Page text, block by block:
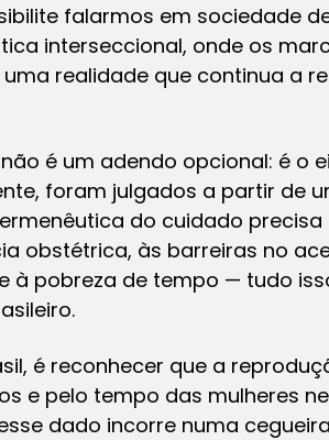
falarmos em sociedade
interseccional, onde os
realidade que continua a
é um adendo opcional: é o
foram julgados a partir de
do cuidado precisa
obstétrica, às barreiras no
à pobreza de tempo — tudo
é reconhecer que a
e pelo tempo das mulheres
dado incorre numa